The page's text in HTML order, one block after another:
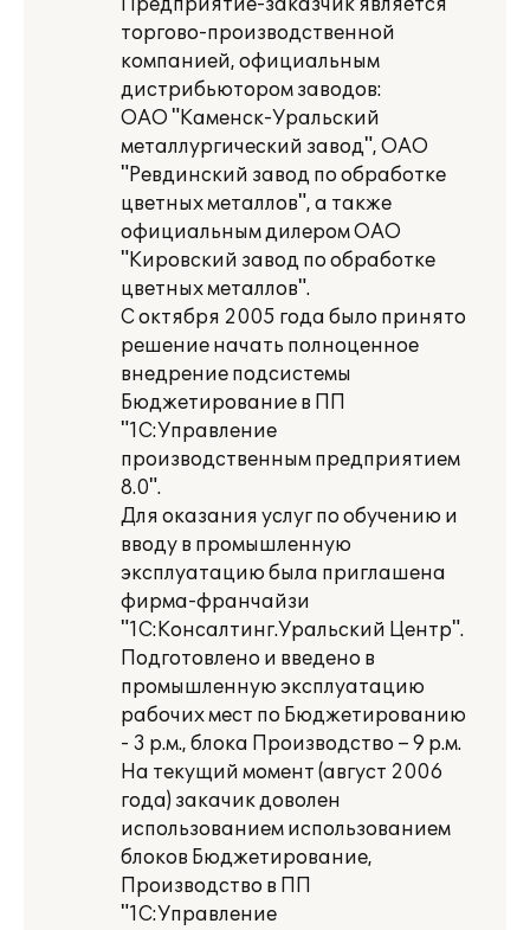
Предприятие-заказчик является
торгово-производственной
компанией, официальным
дистрибьютором заводов:
ОАО "Каменск-Уральский
металлургический завод", ОАО
"Ревдинский завод по обработке
цветных металлов", а также
официальным дилером ОАО
"Кировский завод по обработке
цветных металлов".
С октября 2005 года было принято
решение начать полноценное
внедрение подсистемы
Бюджетирование в ПП
"1С:Управление
производственным предприятием
8.0".
Для оказания услуг по обучению и
вводу в промышленную
эксплуатацию была приглашена
фирма-франчайзи
"1С:Консалтинг.Уральский Центр".
Подготовлено и введено в
промышленную эксплуатацию
рабочих мест по Бюджетированию
- 3 р.м., блока Производство – 9 р.м.
На текущий момент (август 2006
года) закачик доволен
использованием использованием
блоков Бюджетирование,
Производство в ПП
"1С:Управление